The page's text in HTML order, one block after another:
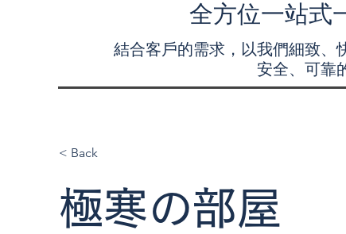
全方位一站式
結合客戶的需求，以我們細致、
安全、可靠
< Back
極寒の部屋